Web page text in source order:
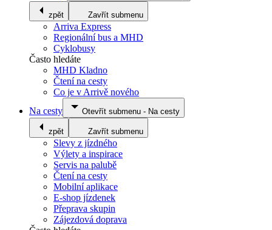
zpět Zavřít submenu
Arriva Express
Regionální bus a MHD
Cyklobusy
Často hledáte
MHD Kladno
Čtení na cesty
Co je v Arrivě nového
Na cesty
Otevřít submenu - Na cesty
zpět Zavřít submenu
Slevy z jízdného
Výlety a inspirace
Servis na palubě
Čtení na cesty
Mobilní aplikace
E-shop jízdenek
Přeprava skupin
Zájezdová doprava